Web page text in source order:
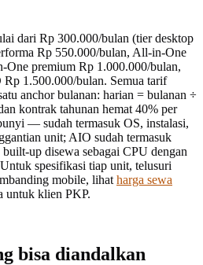
dari Rp 300.000/bulan (tier desktop
Rp 550.000/bulan, All-in-One
One premium Rp 1.000.000/bulan,
Rp 1.500.000/bulan. Semua tarif
anchor bulanan: harian = bulanan ÷
kontrak tahunan hemat 40% per
— sudah termasuk OS, instalasi,
unit; AIO sudah termasuk
up disewa sebagai CPU dengan
spesifikasi tiap unit, telusuri
mobile, lihat harga sewa
untuk klien PKP.
bisa diandalkan